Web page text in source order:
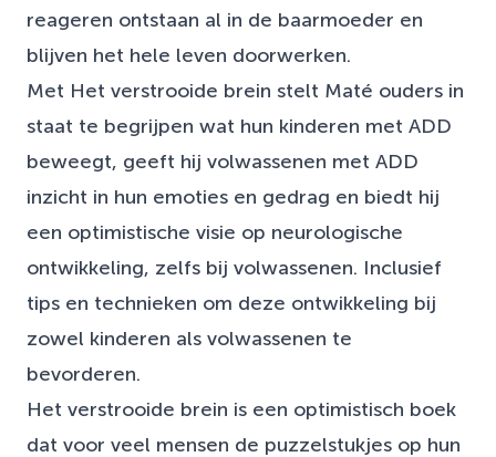
reageren ontstaan al in de baarmoeder en
blijven het hele leven doorwerken.
Met Het verstrooide brein stelt Maté ouders in
staat te begrijpen wat hun kinderen met ADD
beweegt, geeft hij volwassenen met ADD
inzicht in hun emoties en gedrag en biedt hij
een optimistische visie op neurologische
ontwikkeling, zelfs bij volwassenen. Inclusief
tips en technieken om deze ontwikkeling bij
zowel kinderen als volwassenen te
bevorderen.
Het verstrooide brein is een optimistisch boek
dat voor veel mensen de puzzelstukjes op hun